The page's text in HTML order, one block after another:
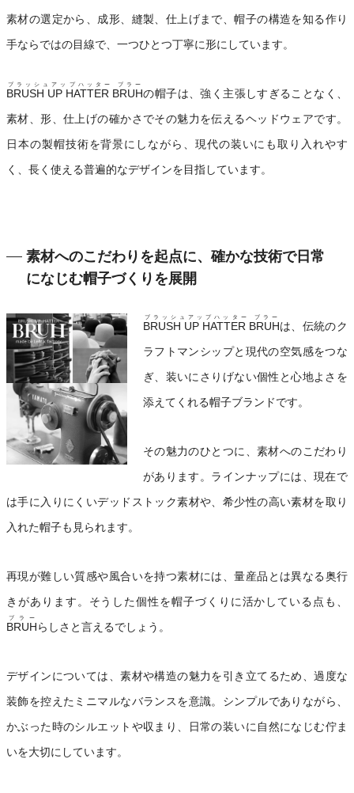
素材の選定から、成形、縫製、仕上げまで、帽子の構造を知る作り
手ならではの目線で、一つひとつ丁寧に形にしています。
BRUSH UP HATTER BRUH
ブラッシュアップハッター ブラー
の帽子は、強く主張しすぎることなく、
素材、形、仕上げの確かさでその魅力を伝えるヘッドウェアです。
日本の製帽技術を背景にしながら、現代の装いにも取り入れやす
く、長く使える普遍的なデザインを目指しています。
素材へのこだわりを起点に、確かな技術で日常
になじむ帽子づくりを展開
BRUSH UP HATTER BRUH
ブラッシュアップハッター ブラー
は、伝統のク
ラフトマンシップと現代の空気感をつな
ぎ、装いにさりげない個性と心地よさを
添えてくれる帽子ブランドです。
その魅力のひとつに、素材へのこだわり
があります。ラインナップには、現在で
は手に入りにくいデッドストック素材や、希少性の高い素材を取り
入れた帽子も見られます。
再現が難しい質感や風合いを持つ素材には、量産品とは異なる奥行
きがあります。そうした個性を帽子づくりに活かしている点も、
BRUH
ブラー
らしさと言えるでしょう。
デザインについては、素材や構造の魅力を引き立てるため、過度な
装飾を控えたミニマルなバランスを意識。シンプルでありながら、
かぶった時のシルエットや収まり、日常の装いに自然になじむ佇ま
いを大切にしています。